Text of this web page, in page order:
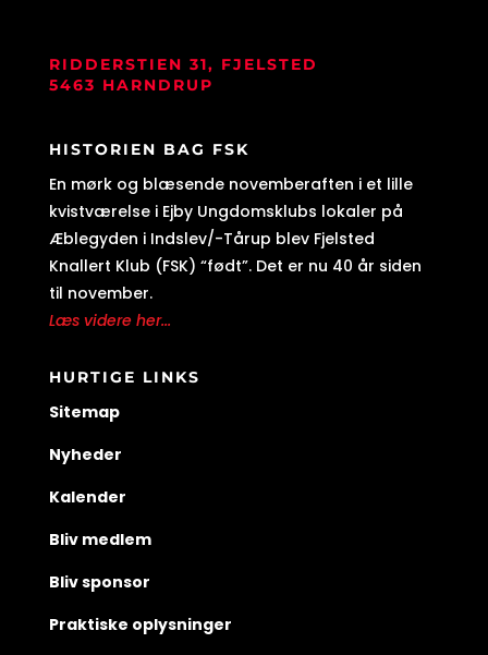
RIDDERSTIEN 31, FJELSTED
5463 HARNDRUP
HISTORIEN BAG FSK
En mørk og blæsende novemberaften i et lille
kvistværelse i Ejby Ungdomsklubs lokaler på
Æblegyden i Indslev/-Tårup blev Fjelsted
Knallert Klub (FSK) “født”. Det er nu 40 år siden
til november.
Læs videre her...
HURTIGE LINKS
Sitemap
Nyheder
Kalender
Bliv medlem
Bliv sponsor
Praktiske oplysninger